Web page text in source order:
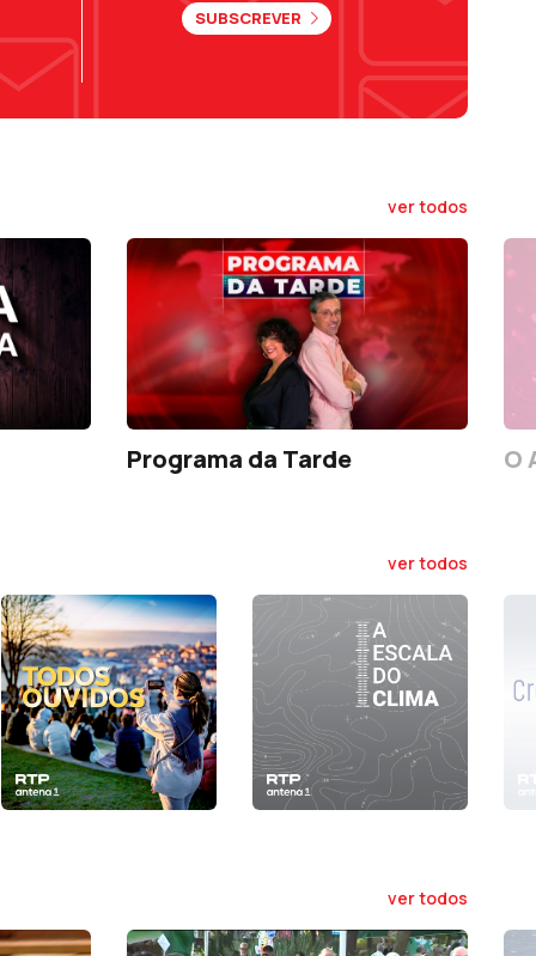
SUBSCREVER
ver todos
Programa da Tarde O
ver todos
ver todos